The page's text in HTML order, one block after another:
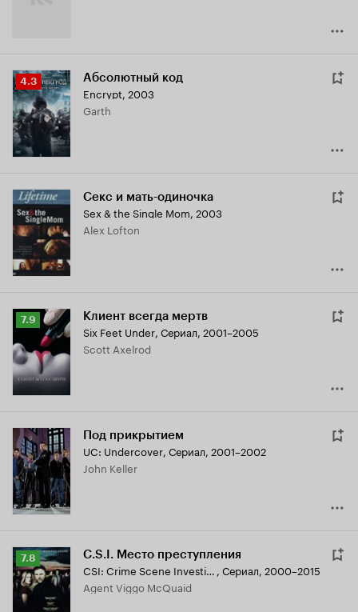
Рейтинг
Кинопоиска
4.3
4.3 Абсолютный код
Encrypt, 2003
Garth
Секс и мать-одиночка
Sex & the Single Mom, 2003
Alex Lofton
Рейтинг
Кинопоиска
7.9
7.9 Клиент всегда мертв
Six Feet Under, Сериал, 2001–2005
Scott Axelrod
Под прикрытием
UC: Undercover, Сериал, 2001–2002
John Keller
Рейтинг
Кинопоиска
7.8
7.8 C.S.I. Место преступления
CSI: Crime Scene Investigation , Сериал, 2000–2015
Agent Viggo McQuaid